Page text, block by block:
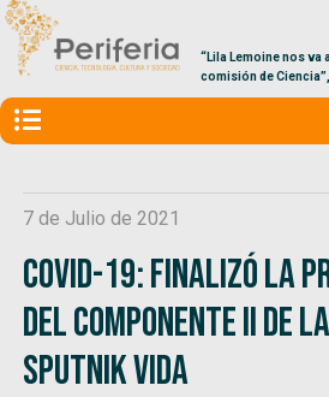
“Lila Lemoine nos va
comisión de
7 de Julio de 2021
Covid-19: finalizó la
del componente II de
Sputnik VIDA